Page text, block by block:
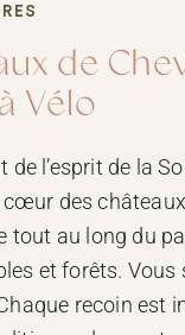
de
Vélo
l’esprit de la
des
tout au long du
et forêts. Vous
recoin est